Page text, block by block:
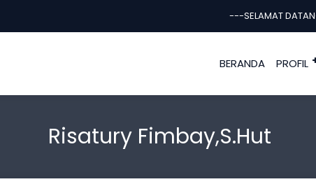
---SELAMAT
BERANDA PROFIL
Risatury Fimbay,S.Hut